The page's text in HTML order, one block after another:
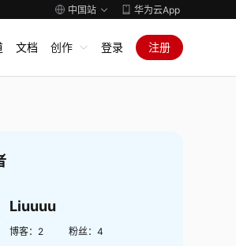
中国站 华为云App
文档 创作 登录 注册
Liuuuu
博客： 2 粉丝： 4